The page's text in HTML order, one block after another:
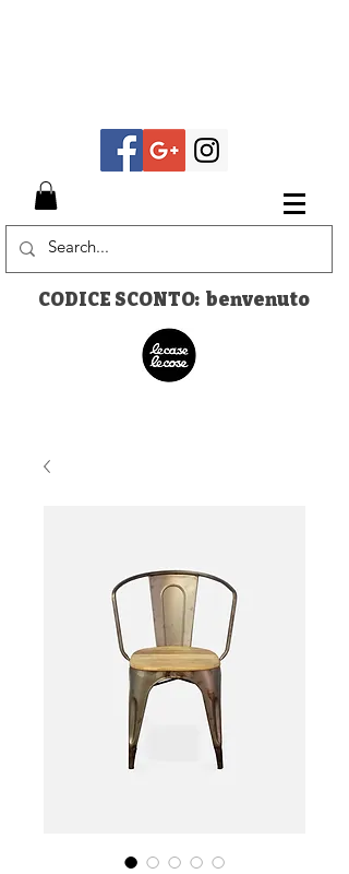
CODICE SCONTO: benvenuto